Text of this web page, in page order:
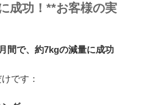
成功！**お客様の実
間で、約7kgの減量に成功
です：